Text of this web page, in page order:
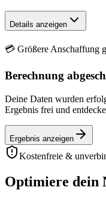
Details anzeigen
💳 Größere Anschaffung
Berechnung
Deine Daten wurden
Ergebnis frei und
Ergebnis anzeigen
Kostenfreie &
Optimiere dein